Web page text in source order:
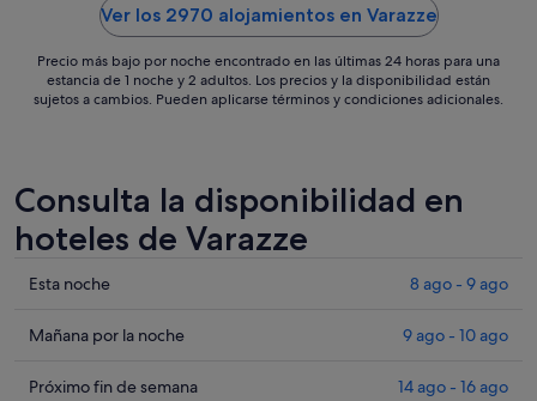
Ver los 2970 alojamientos en Varazze
Precio más bajo por noche encontrado en las últimas 24 horas para una
estancia de 1 noche y 2 adultos. Los precios y la disponibilidad están
sujetos a cambios. Pueden aplicarse términos y condiciones adicionales.
Consulta la disponibilidad en
hoteles de Varazze
Comprueba
precios
Varazze
Esta noche 8 ago - 9 ago
Comprueba
precios
Mañana por la noche 9 ago - 10 ago
Comprueba
Próximo fin de semana 14 ago - 16 ago